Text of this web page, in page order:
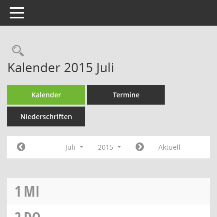
Toggle navigation
Rechercheauswahl
Kalender 2015 Juli
Kalender Termine
Niederschriften
Juli 2015 Aktuell
1 MI